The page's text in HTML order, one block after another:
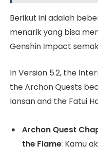
Berikut ini adalah
menarik yang bisa
Genshin Impact
In Version 5.2, the
the Archon Quests
Iansan and the Fatui
Archon Quest
the Flame: Kamu